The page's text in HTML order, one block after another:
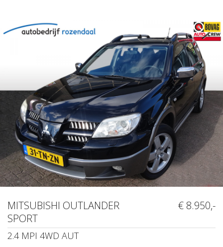
MITSUBISHI OUTLANDER
SPORT
€ 8.950,-
2.4 MPI 4WD AUT